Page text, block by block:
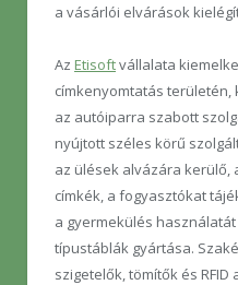
a vásárlói elvárások
Az Etisoftvállalata
címkenyomtatás
az autóiparra szabott
nyújtott széles körű
az ülések alvázára kerülő,
címkék, a fogyasztókat
a gyermekülés
típustáblák gyártása.
szigetelők, tömítők és